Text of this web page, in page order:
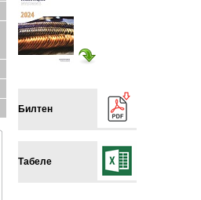
Билтен
Табеле